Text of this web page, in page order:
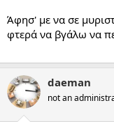
Άφησ' με να σε
φτερά να βγάλω να
daeman
not an